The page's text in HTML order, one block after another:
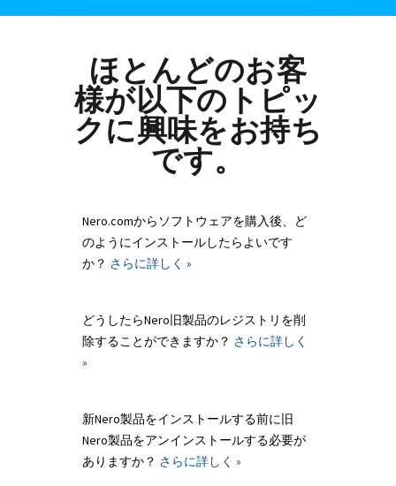
ほとんどのお客
様が以下のトピッ
クに興味をお持ち
です。
Nero.comからソフトウェアを購入後、ど
のようにインストールしたらよいです
か？ さらに詳しく »
どうしたらNero旧製品のレジストリを削
除することができますか？ さらに詳しく
»
新Nero製品をインストールする前に旧
Nero製品をアンインストールする必要が
ありますか？ さらに詳しく »